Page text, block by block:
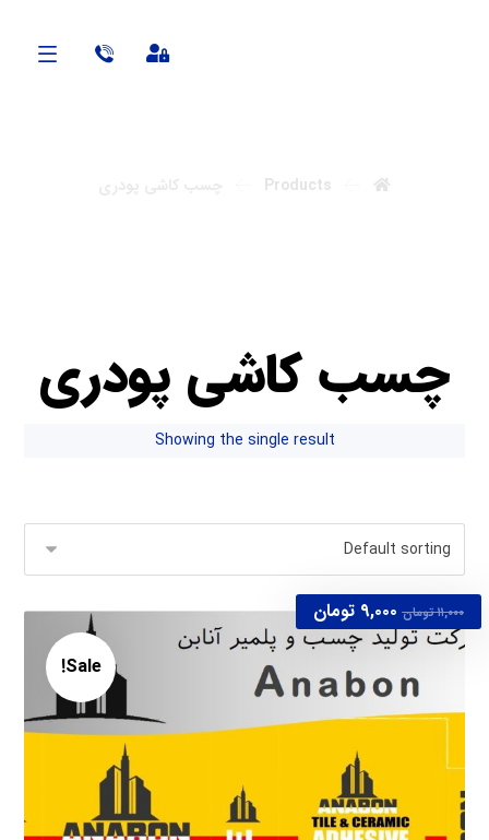
Products
چسب کاشی پودری
Showing the single result
۱۱,۰۰۰تومان ۹,۰۰۰ تومان
Sale!